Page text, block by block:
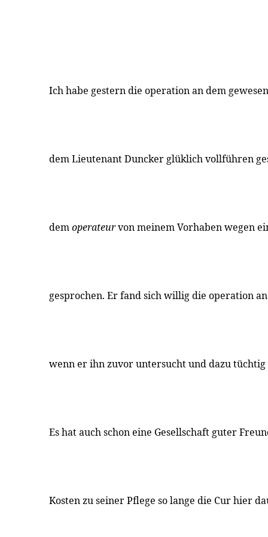
Ich habe gestern die operation an dem
dem Lieutenant Duncker glüklich vollführen
demoperateurvon meinem Vorhaben wegen
gesprochen. Er fand sich willig die operation
wenn er ihn zuvor untersucht und dazu
Es hat auch schon eine Gesellschaft guter
Kosten zu seiner Pflege so lange die Cur hier